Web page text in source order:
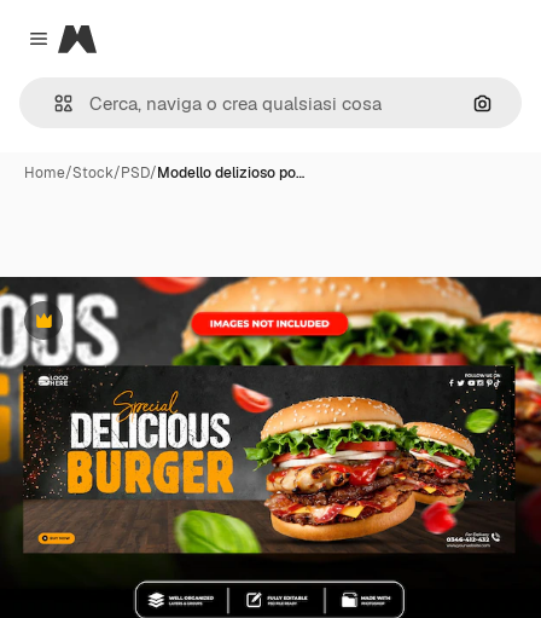
Close menu
Magnific
Cerca
Home/Stock/PSD/Modello delizioso po…
Premium